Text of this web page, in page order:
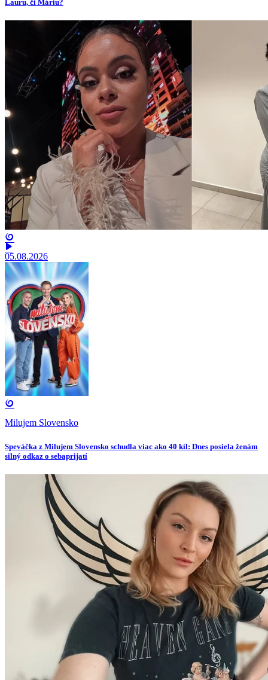
Lauru, či Máriu?
05.08.2026
Milujem Slovensko
Speváčka z Milujem Slovensko schudla viac ako 40 kíl: Dnes posiela ženám
silný odkaz o sebaprijatí